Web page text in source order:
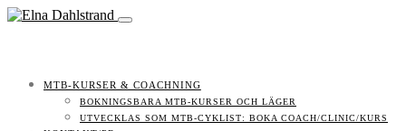
MTB-KURSER & COACHNING
BOKNINGSBARA MTB-KURSER OCH LÄGER
UTVECKLAS SOM MTB-CYKLIST: BOKA COACH/CLINIC/KURS